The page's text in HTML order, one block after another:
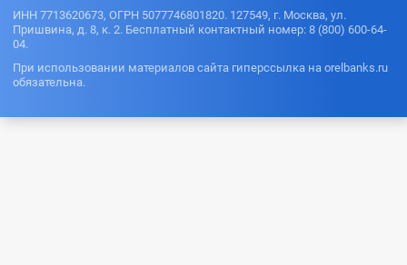
ИНН 7713620673, ОГРН 5077746801820. 127549, г. Москва, ул.
Пришвина, д. 8, к. 2. Бесплатный контактный номер: 8 (800) 600-64-
04.
При использовании материалов сайта гиперссылка на orelbanks.ru
обязательна.